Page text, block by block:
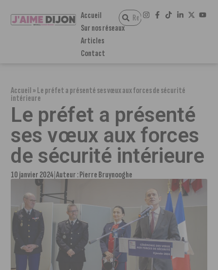
Accueil
Sur nos réseaux
Articles
Contact
Accueil»Le préfet a présenté ses vœux aux forces de sécurité
intérieure
Le préfet a présenté
ses vœux aux forces
de sécurité intérieure
10 janvier 2024 Auteur :Pierre Bruynooghe